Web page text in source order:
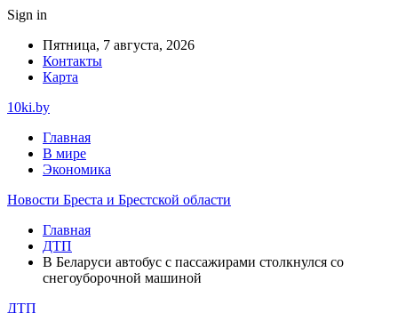
Sign in
Пятница, 7 августа, 2026
Контакты
Карта
10ki.by
Главная
В мире
Экономика
Новости Бреста и Брестской области
Главная
ДТП
В Беларуси автобус с пассажирами столкнулся со
снегоуборочной машиной
ДТП